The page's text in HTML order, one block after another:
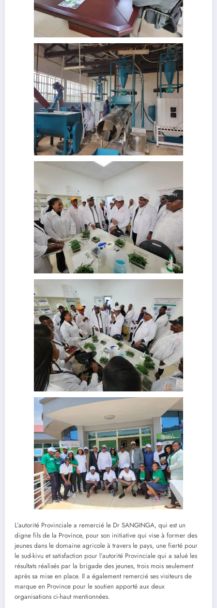
L’autorité Provinciale a remercié le Dr SANGINGA, qui est un
digne fils de la Province, pour son initiative qui vise à former des
jeunes dans le domaine agricole à travers le pays, une fierté pour
le sud-kivu et satisfaction pour l’autorité Provinciale qui a salué les
résultats réalisés par la brigade des jeunes, trois mois seulement
après sa mise en place. Il a également remercié ses visiteurs de
marque en Province pour le soutien apporté aux deux
organisations ci-haut mentionnées.